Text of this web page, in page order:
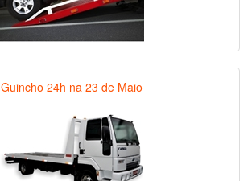
Guincho 24h na 23 de Maio